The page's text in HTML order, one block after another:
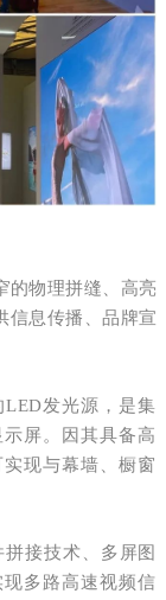
的物理拼缝、高亮
信息传播、品牌宣
发光源，是集
屏。因其具备高
现与幕墙、橱窗
接技术、多屏图
多路高速视频信